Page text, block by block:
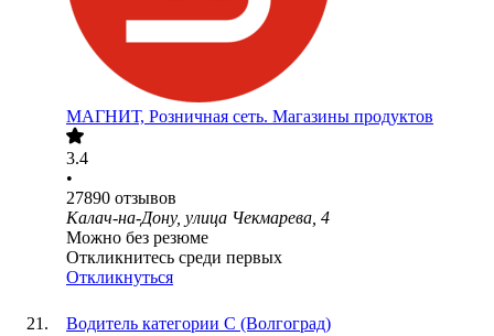
МАГНИТ, Розничная сеть. Магазины продуктов
3.4
•
27890 отзывов
Калач-на-Дону, улица Чекмарева, 4
Можно без резюме
Откликнитесь среди первых
Откликнуться
Водитель категории С (Волгоград)